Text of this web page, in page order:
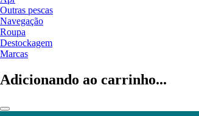
Outras pescas
Navegação
Roupa
Destockagem
Marcas
Adicionando ao carrinho...